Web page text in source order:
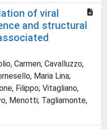
of viral
and structural
Carmen; Cavalluzzo,
Maria Lina;
Filippo; Vitagliano,
Menotti; Tagliamonte,